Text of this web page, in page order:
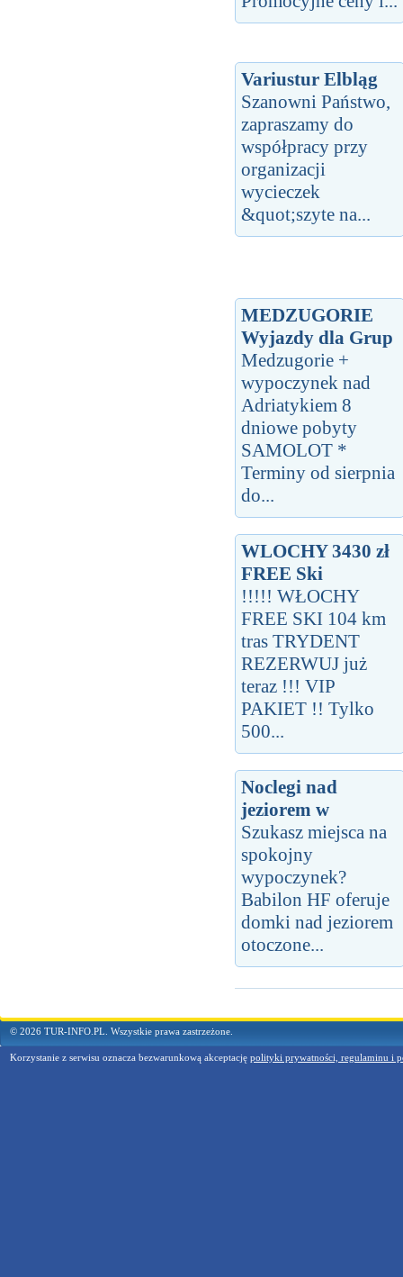
Variustur Elbląg
Szanowni Państwo,
zapraszamy do
współpracy przy
organizacji
wycieczek
&quot;szyte na...
MEDZUGORIE
Wyjazdy dla Grup
Medzugorie +
wypoczynek nad
Adriatykiem 8
dniowe pobyty
SAMOLOT *
Terminy od sierpnia
do...
WLOCHY 3430 zł
FREE Ski
!!!!! WŁOCHY
FREE SKI 104 km
tras TRYDENT
REZERWUJ już
teraz !!! VIP
PAKIET !! Tylko
500...
Noclegi nad
jeziorem w
Szukasz miejsca na
spokojny
wypoczynek?
Babilon HF oferuje
domki nad jeziorem
otoczone...
© 2026 TUR-INFO.PL. Wszystkie prawa zastrzeżone.
Korzystanie z serwisu oznacza bezwarunkową akceptację polityki prywatności, regulaminu i